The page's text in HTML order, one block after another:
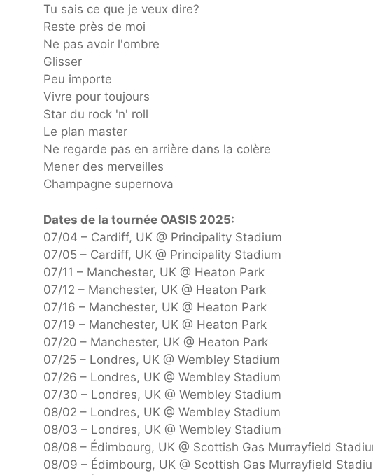
Tu sais ce que je veux dire?
Reste près de moi
Ne pas avoir l'ombre
Glisser
Peu importe
Vivre pour toujours
Star du rock 'n' roll
Le plan master
Ne regarde pas en arrière dans la colère
Mener des merveilles
Champagne supernova
Dates de la tournée OASIS 2025:
07/04 – Cardiff, UK @ Principality Stadium
07/05 – Cardiff, UK @ Principality Stadium
07/11 – Manchester, UK @ Heaton Park
07/12 – Manchester, UK @ Heaton Park
07/16 – Manchester, UK @ Heaton Park
07/19 – Manchester, UK @ Heaton Park
07/20 – Manchester, UK @ Heaton Park
07/25 – Londres, UK @ Wembley Stadium
07/26 – Londres, UK @ Wembley Stadium
07/30 – Londres, UK @ Wembley Stadium
08/02 – Londres, UK @ Wembley Stadium
08/03 – Londres, UK @ Wembley Stadium
08/08 – Édimbourg, UK @ Scottish Gas Murrayfield
08/09 – Édimbourg, UK @ Scottish Gas Murrayfield